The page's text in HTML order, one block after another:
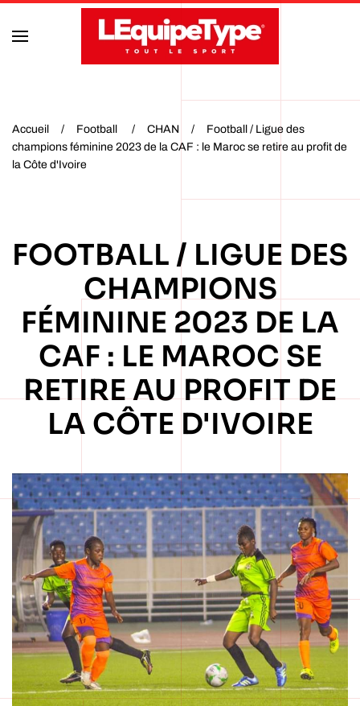
Accéder au contenu principal
Accueil Football CHAN
Football / Ligue des
champions féminine 2023 de la CAF : le Maroc se retire au profit de
la Côte d'Ivoire
FOOTBALL / LIGUE DES
CHAMPIONS
FÉMININE 2023 DE LA
CAF : LE MAROC SE
RETIRE AU PROFIT DE
LA CÔTE D'IVOIRE